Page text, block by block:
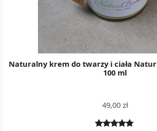
Naturalny krem do twarzy i ciała
100 ml
49,00 zł